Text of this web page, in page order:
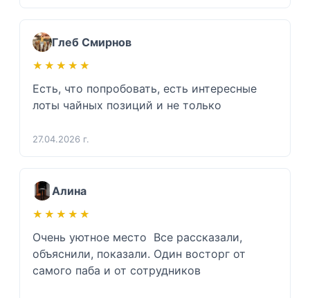
Глеб Смирнов
★★★★★
★★★★★
Есть, что попробовать, есть интересные
лоты чайных позиций и не только
27.04.2026 г.
Алина
★★★★★
★★★★★
Очень уютное место  Все рассказали,
объяснили, показали. Один восторг от
самого паба и от сотрудников